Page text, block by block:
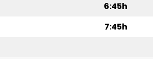
6:45h
7:45h